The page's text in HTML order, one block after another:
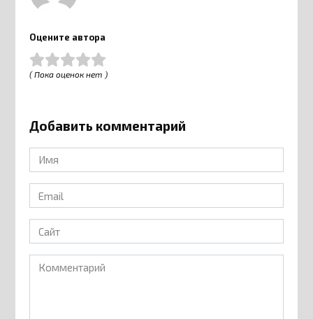
Оцените автора
( Пока оценок нет )
Добавить комментарий
Имя
*
Email
*
Сайт
Комментарий